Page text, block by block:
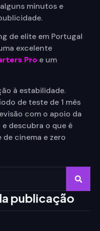
minutos e
de elite em Portugal
excelente
Pro e um
à estabilidade.
de teste de 1 mês
com o apoio da
descubra o que é
cinema e zero
publicação